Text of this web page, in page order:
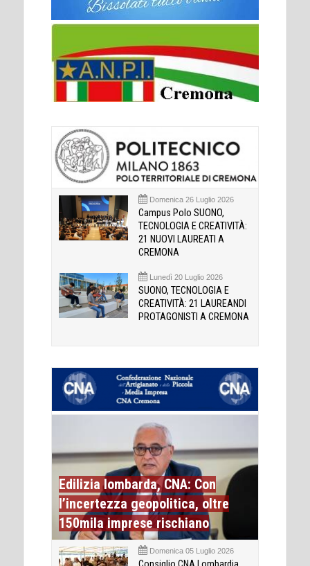
Domenica 26 Luglio 2026
Campus Polo SUONO,
TECNOLOGIA E CREATIVITÀ:
21 NUOVI LAUREATI A
CREMONA
Lunedì 20 Luglio 2026
SUONO, TECNOLOGIA E
CREATIVITÀ: 21 LAUREANDI
PROTAGONISTI A CREMONA
Edilizia lombarda, CNA: Con
l’incertezza geopolitica, oltre
150mila imprese rischiano
Domenica 05 Luglio 2026